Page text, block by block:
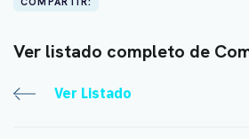
Ver listado completo de
Ver Listado